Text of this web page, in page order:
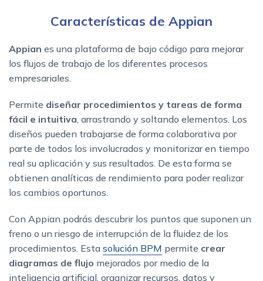
Características de Appian
Appian es una plataforma de bajo código para mejorar
los flujos de trabajo de los diferentes procesos
empresariales.
Permite diseñar procedimientos y tareas de forma
fácil e intuitiva , arrastrando y soltando elementos. Los
diseños pueden trabajarse de forma colaborativa por
parte de todos los involucrados y monitorizar en tiempo
real su aplicación y sus resultados. De esta forma se
obtienen analíticas de rendimiento para poder realizar
los cambios oportunos.
Con Appian podrás descubrir los puntos que suponen un
freno o un riesgo de interrupción de la fluidez de los
procedimientos. Esta solución BPM permite crear
diagramas de flujo mejorados por medio de la
inteligencia artificial, organizar recursos, datos y